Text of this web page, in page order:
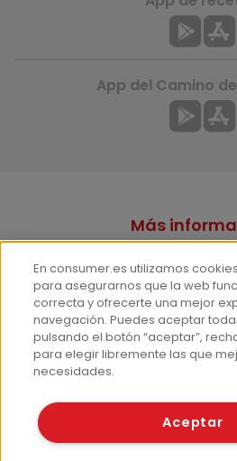
Más
Contacto
Prensa
Corpus Lingüístico
App del Camino
© Fundación
En consumer.es utilizamos
para asegurarnos que la web
correcta y ofrecerte una mejor
navegación. Puedes aceptar
pulsando el botón “aceptar”,
para elegir libremente las que
necesidades.
Aceptar